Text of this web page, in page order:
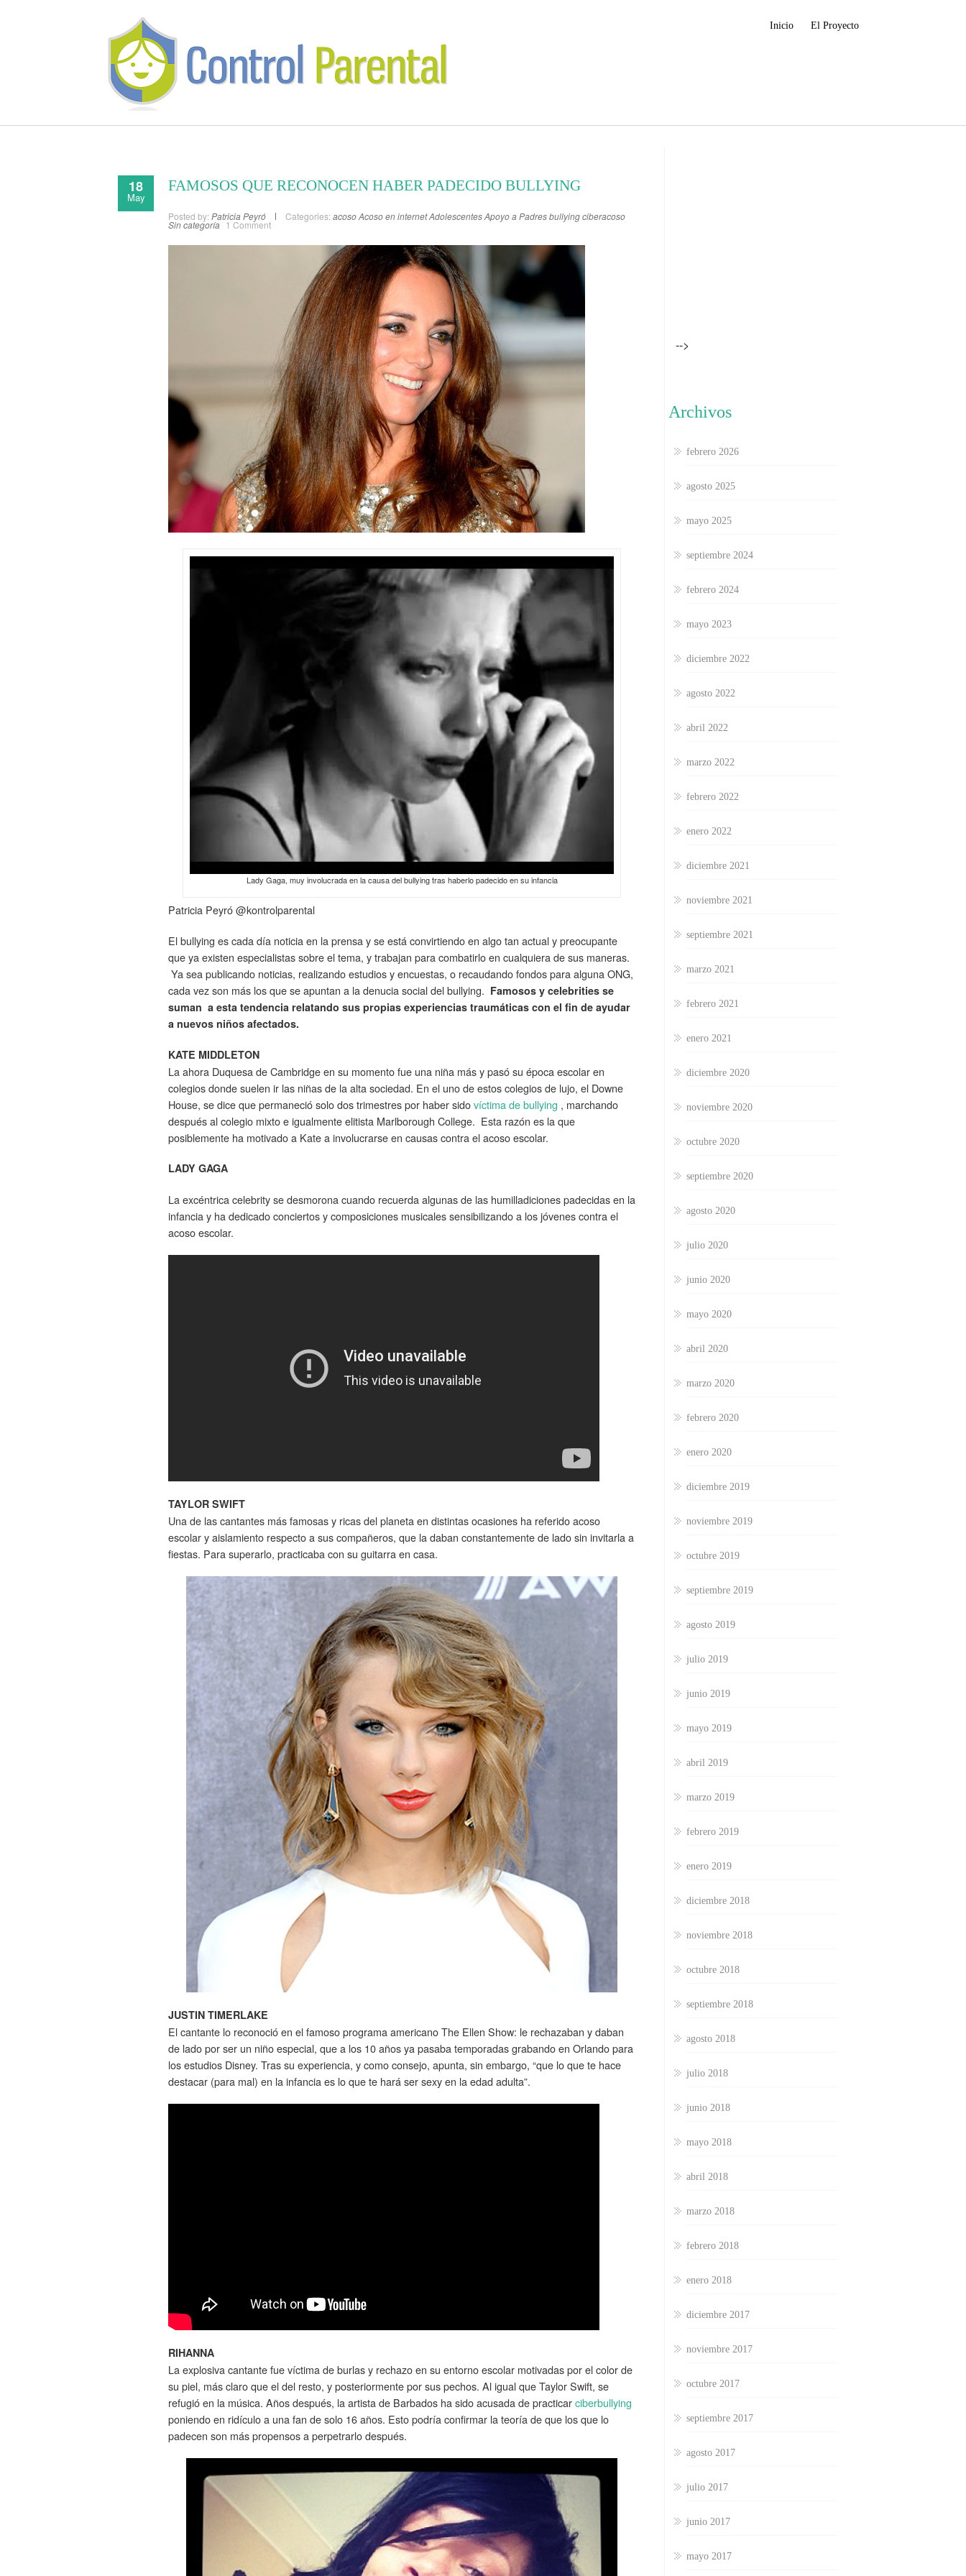
Inicio El Proyecto
18
May
FAMOSOS QUE RECONOCEN HABER PADECIDO BULLYING
Posted by: Patricia Peyró Categories: acosoAcoso en internetAdolescentesApoyo a Padresbullyingciberacoso
Sin categoría 1 Comment
Lady Gaga, muy involucrada en la causa del bullying tras haberlo padecido en su infancia
Patricia Peyró @kontrolparental
El bullying es cada día noticia en la prensa y se está convirtiendo en algo tan actual y preocupante
que ya existen especialistas sobre el tema, y trabajan para combatirlo en cualquiera de sus maneras.
Ya sea publicando noticias, realizando estudios y encuestas, o recaudando fondos para alguna ONG,
cada vez son más los que se apuntan a la denucia social del bullying. Famosos y celebrities se
suman a esta tendencia relatando sus propias experiencias traumáticas con el fin de ayudar
a nuevos niños afectados.
KATE MIDDLETON
La ahora Duquesa de Cambridge en su momento fue una niña más y pasó su época escolar en
colegios donde suelen ir las niñas de la alta sociedad. En el uno de estos colegios de lujo, el Downe
House, se dice que permaneció solo dos trimestres por haber sidovíctima de bullying , marchando
después al colegio mixto e igualmente elitista Marlborough College. Esta razón es la que
posiblemente ha motivado a Kate a involucrarse en causas contra el acoso escolar.
LADY GAGA
La excéntrica celebrity se desmorona cuando recuerda algunas de las humilladiciones padecidas en la
infancia y ha dedicado conciertos y composiciones musicales sensibilizando a los jóvenes contra el
acoso escolar.
TAYLOR SWIFT
Una de las cantantes más famosas y ricas del planeta en distintas ocasiones ha referido acoso
escolar y aislamiento respecto a sus compañeros, que la daban constantemente de lado sin invitarla a
fiestas. Para superarlo, practicaba con su guitarra en casa.
JUSTIN TIMERLAKE
El cantante lo reconoció en el famoso programa americano The Ellen Show: le rechazaban y daban
de lado por ser un niño especial, que a los 10 años ya pasaba temporadas grabando en Orlando para
los estudios Disney. Tras su experiencia, y como consejo, apunta, sin embargo, “que lo que te hace
destacar (para mal) en la infancia es lo que te hará ser sexy en la edad adulta”.
RIHANNA
La explosiva cantante fue víctima de burlas y rechazo en su entorno escolar motivadas por el color de
su piel, más claro que el del resto, y posteriormente por sus pechos. Al igual que Taylor Swift, se
refugió en la música. Años después, la artista de Barbados ha sido acusada de practicarciberbullying
poniendo en ridículo a una fan de solo 16 años. Esto podría confirmar la teoría de que los que lo
padecen son más propensos a perpetrarlo después.
-->
Archivos
febrero 2026
agosto 2025
mayo 2025
septiembre 2024
febrero 2024
mayo 2023
diciembre 2022
agosto 2022
abril 2022
marzo 2022
febrero 2022
enero 2022
diciembre 2021
noviembre 2021
septiembre 2021
marzo 2021
febrero 2021
enero 2021
diciembre 2020
noviembre 2020
octubre 2020
septiembre 2020
agosto 2020
julio 2020
junio 2020
mayo 2020
abril 2020
marzo 2020
febrero 2020
enero 2020
diciembre 2019
noviembre 2019
octubre 2019
septiembre 2019
agosto 2019
julio 2019
junio 2019
mayo 2019
abril 2019
marzo 2019
febrero 2019
enero 2019
diciembre 2018
noviembre 2018
octubre 2018
septiembre 2018
agosto 2018
julio 2018
junio 2018
mayo 2018
abril 2018
marzo 2018
febrero 2018
enero 2018
diciembre 2017
noviembre 2017
octubre 2017
septiembre 2017
agosto 2017
julio 2017
junio 2017
mayo 2017